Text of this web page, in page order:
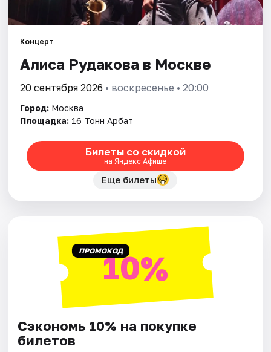
Площадки
Артисты
Рейтинги
Концерт
Алиса Рудакова в Москве
20 сентября 2026 • воскресенье • 20:00
Город: Москва
Площадка: 16 Тонн Арбат
Билеты со скидкой
на Яндекс Афише
Еще билеты
ПРОМОКОД10%
Сэкономь 10% на покупке
билетов